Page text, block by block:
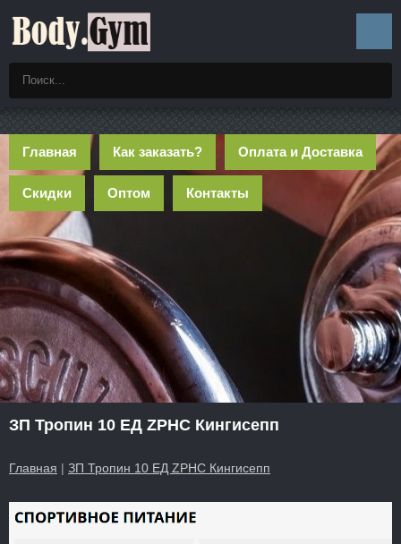
Главная Как заказать? Оплата и Доставка
Скидки Оптом Контакты
ЗП Тропин 10 ЕД ZPHC Кингисепп
Главная | ЗП Тропин 10 ЕД ZPHC Кингисепп